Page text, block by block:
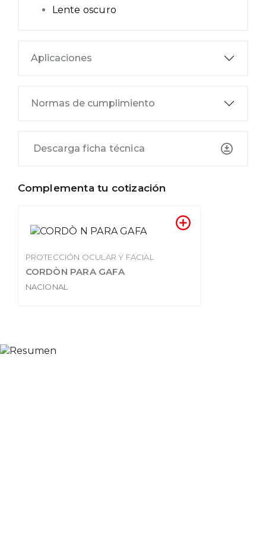
Lente oscuro
Aplicaciones
Normas de cumplimiento
Descarga ficha técnica
Complementa tu cotización
PROTECCIÓN OCULAR Y FACIAL
CORDÒN PARA GAFA
NACIONAL